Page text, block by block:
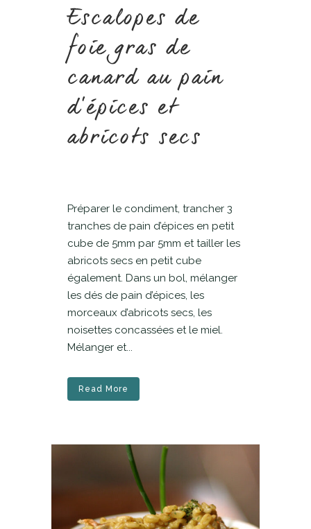
Escalopes de
foie gras de
canard au pain
d’épices et
abricots secs
Préparer le condiment, trancher 3
tranches de pain d’épices en petit
cube de 5mm par 5mm et tailler les
abricots secs en petit cube
également. Dans un bol, mélanger
les dés de pain d’épices, les
morceaux d’abricots secs, les
noisettes concassées et le miel.
Mélanger et...
Read More